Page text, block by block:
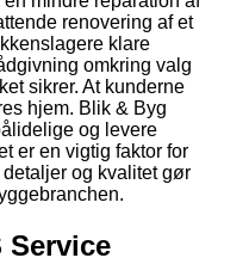
renovering af et
klare
omkring valg
sikrer. At kunderne
hjem. Blik & Byg
og levere
er en vigtig faktor for
og kvalitet gør
Service